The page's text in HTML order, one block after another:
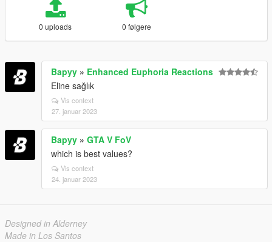
0 uploads 0 følgere
Bapyy » Enhanced Euphoria Reactions
Eline sağlık
Vis context
27. januar 2023
Bapyy » GTA V FoV
which is best values?
Vis context
24. januar 2023
Designed in Alderney
Made in Los Santos